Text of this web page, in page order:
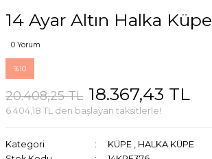
14 Ayar Altın Halka Küpe
0 Yorum
%10
20.408,25 TL 18.367,43 TL
6.404,18 TL den başlayan taksitlerle!
Kategori KÜPE , HALKA KÜPE